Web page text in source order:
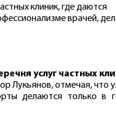
клиник, где даются
врачей,
услуг частных
Лукьянов, отмечая, что
делаются только в